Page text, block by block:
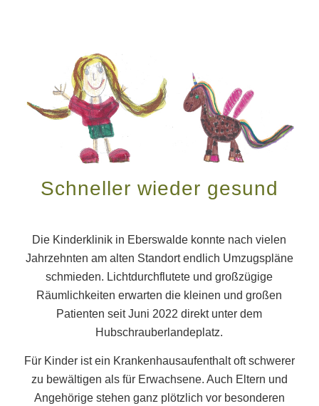
Schneller wieder gesund
Die Kinderklinik in Eberswalde konnte nach vielen
Jahrzehnten am alten Standort endlich Umzugspläne
schmieden. Lichtdurchflutete und großzügige
Räumlichkeiten erwarten die kleinen und großen
Patienten seit Juni 2022 direkt unter dem
Hubschrauberlandeplatz.
Für Kinder ist ein Krankenhausaufenthalt oft schwerer
zu bewältigen als für Erwachsene. Auch Eltern und
Angehörige stehen ganz plötzlich vor besonderen